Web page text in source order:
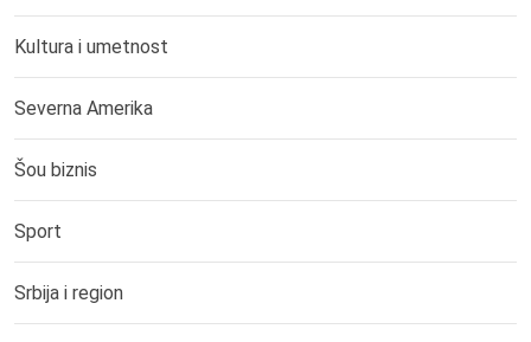
Kultura i umetnost
Severna Amerika
Šou biznis
Sport
Srbija i region